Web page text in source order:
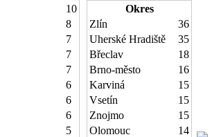
10
8
7
7
7
6
6
6
5
Okres
Zlín
36
Uherské Hradiště
35
Břeclav
18
Brno-město
16
Karviná
15
Vsetín
15
Znojmo
15
Olomouc
14